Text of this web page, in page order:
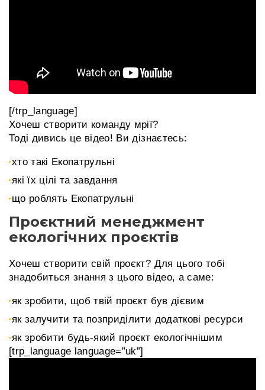
[/trp_language]
Хочеш створити команду мрії?
Тоді дивись це відео! Ви дізнаєтесь:
хто такі Екопатрульні
які їх цілі та завдання
що роблять Екопатрульні
Проєктний менеджмент
екологічних проєктів
Хочеш створити свій проєкт? Для цього тобі
знадобиться знання з цього відео, а саме:
як зробити, щоб твій проєкт був дієвим
як залучити та позприділити додаткові ресурси
як зробити будь-який проєкт екологічнішим
[trp_language language=”uk”]